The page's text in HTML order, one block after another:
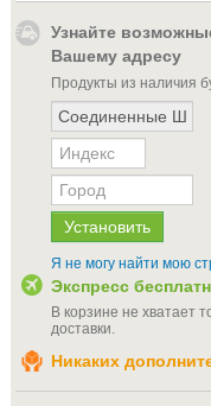
Узнайте
Вашему адресу
Продукты из наличия
Я не могу найти мою
Экспресс
В корзине не хватает
доставки.
Никаких